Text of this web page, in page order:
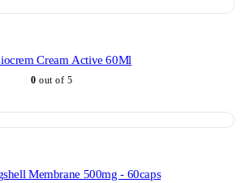
Cream Active 60Ml
0 out of 5
Membrane 500mg - 60caps